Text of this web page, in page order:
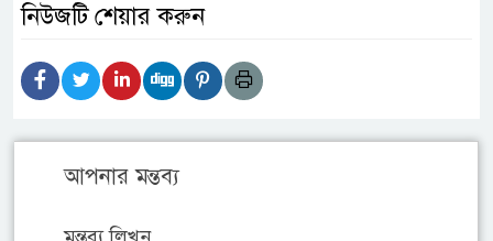
নিউজটি শেয়ার করুন
আপনার মন্তব্য